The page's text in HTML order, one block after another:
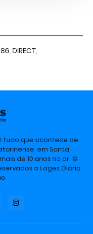
DIRECT,
tudo que acontece de
em Santa
de 10 anos no ar. ©
a Lages Diário